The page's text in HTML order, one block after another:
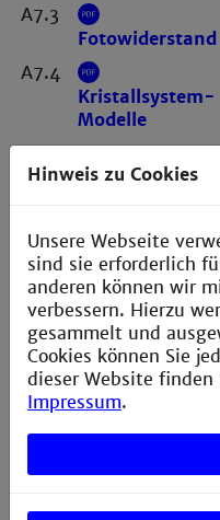
A7.3
Fotowiderstand
A7.4
Kristallsystem-
Modelle
A7.5
Plancksches
A8 Plasma
A8.1
Hinweis zu Cookies
Unsere Webseite
sind sie erforderlich
anderen können wir
verbessern. Hierzu
gesammelt und
Cookies können Sie
dieser Website finden
Impressum.